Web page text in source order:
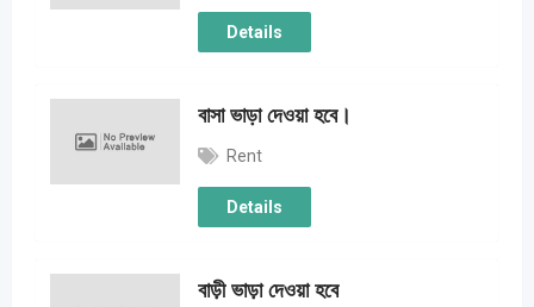
Details
বাসা ভাড়া দেওয়া হবে।
Rent
Details
বাড়ী ভাড়া দেওয়া হবে